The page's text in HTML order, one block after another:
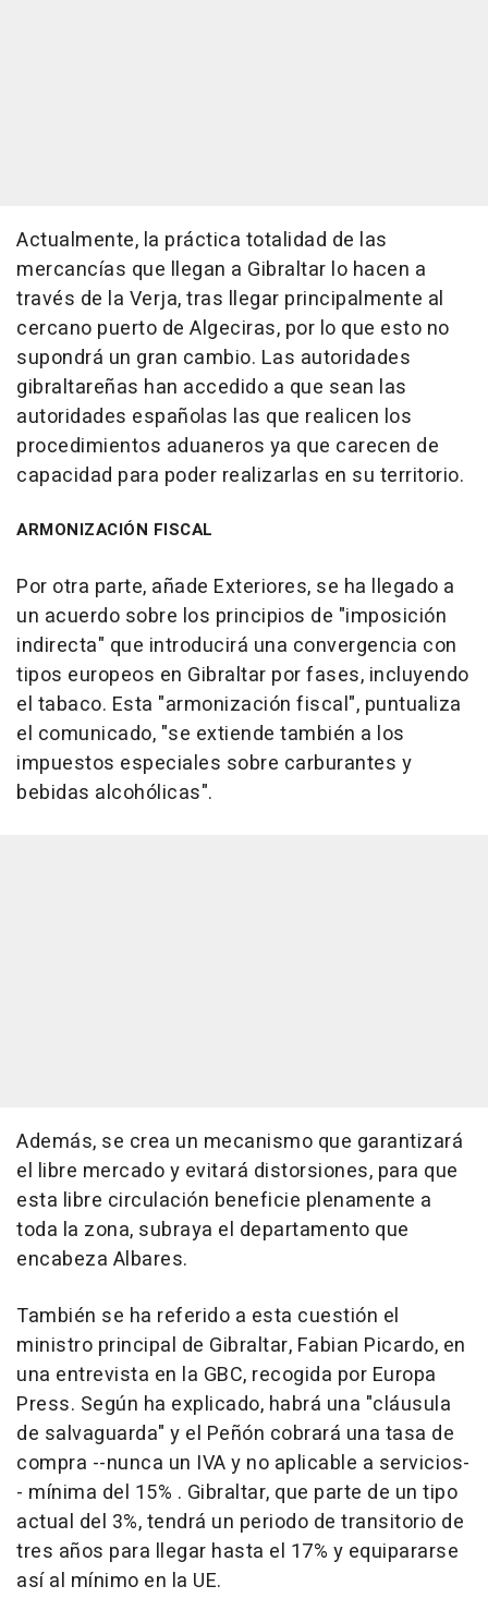
Actualmente, la práctica totalidad de las
mercancías que llegan a Gibraltar lo hacen a
través de la Verja, tras llegar principalmente al
cercano puerto de Algeciras, por lo que esto no
supondrá un gran cambio. Las autoridades
gibraltareñas han accedido a que sean las
autoridades españolas las que realicen los
procedimientos aduaneros ya que carecen de
capacidad para poder realizarlas en su territorio.
ARMONIZACIÓN FISCAL
Por otra parte, añade Exteriores, se ha llegado a
un acuerdo sobre los principios de "imposición
indirecta" que introducirá una convergencia con
tipos europeos en Gibraltar por fases, incluyendo
el tabaco. Esta "armonización fiscal", puntualiza
el comunicado, "se extiende también a los
impuestos especiales sobre carburantes y
bebidas alcohólicas".
Además, se crea un mecanismo que garantizará
el libre mercado y evitará distorsiones, para que
esta libre circulación beneficie plenamente a
toda la zona, subraya el departamento que
encabeza Albares.
También se ha referido a esta cuestión el
ministro principal de Gibraltar, Fabian Picardo, en
una entrevista en la GBC, recogida por Europa
Press. Según ha explicado, habrá una "cláusula
de salvaguarda" y el Peñón cobrará una tasa de
compra --nunca un IVA y no aplicable a servicios-
- mínima del 15% . Gibraltar, que parte de un tipo
actual del 3%, tendrá un periodo de transitorio de
tres años para llegar hasta el 17% y equipararse
así al mínimo en la UE.